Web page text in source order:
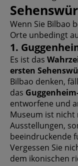
Wenn Sie Bilbao
Orte unbedingt
1.
Es ist das
ersten
Bilbao denken,
das
entworfene und
Museum ist
Ausstellungen,
beeindruckende
Vergessen Sie
dem ikonischen